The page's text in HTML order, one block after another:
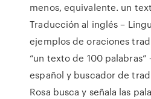
menos, equivalente. un
Traducción al inglés –
ejemplos de oraciones
“un texto de 100
español y buscador de
Rosa busca y señala las